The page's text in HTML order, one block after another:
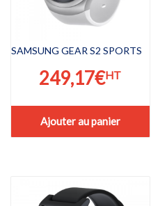
SAMSUNG GEAR S2 SPORTS
249,17€HT
Ajouter au panier